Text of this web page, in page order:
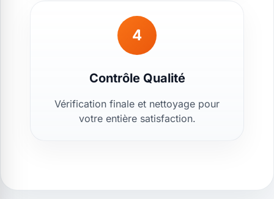
4
Contrôle Qualité
Vérification finale et nettoyage pour
votre entière satisfaction.